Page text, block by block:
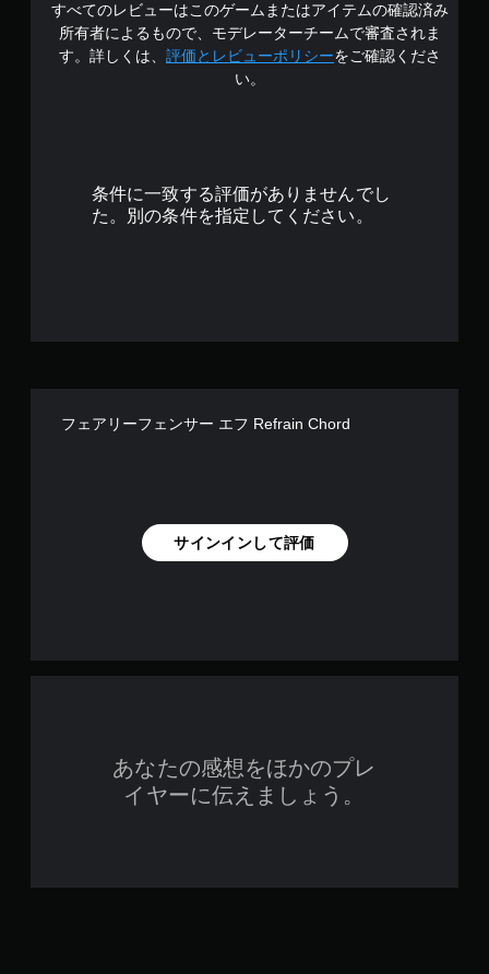
の
4
すべてのレビューはこのゲームまたはアイテムの確認済み
所有者によるもので、モデレーターチームで審査されま
す。詳しくは、 評価とレビューポリシーをご確認くださ
い。
条件に一致する評価がありませんでし
た。別の条件を指定してください。
フェアリーフェンサー エフ Refrain Chord
サインインして評価
あなたの感想をほかのプレ
イヤーに伝えましょう。